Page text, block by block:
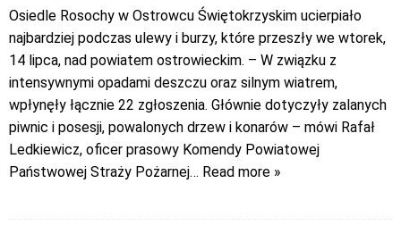
Osiedle Rosochy w Ostrowcu Świętokrzyskim ucierpiało
najbardziej podczas ulewy i burzy, które przeszły we wtorek,
14 lipca, nad powiatem ostrowieckim. – W związku z
intensywnymi opadami deszczu oraz silnym wiatrem,
wpłynęły łącznie 22 zgłoszenia. Głównie dotyczyły zalanych
piwnic i posesji, powalonych drzew i konarów – mówi Rafał
Ledkiewicz, oficer prasowy Komendy Powiatowej
Państwowej Straży Pożarnej… Read more »